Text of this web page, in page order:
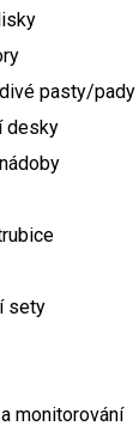
pasty/pady
desky
sety
monitorování